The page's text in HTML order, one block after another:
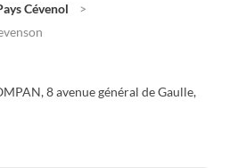
Cévenol
8 avenue général de Gaulle,